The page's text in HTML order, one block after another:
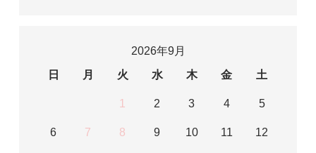
2026年9月
日
月 火 水 木 金 土
1 2 3 4 5
6 7 8 9 10 11 12